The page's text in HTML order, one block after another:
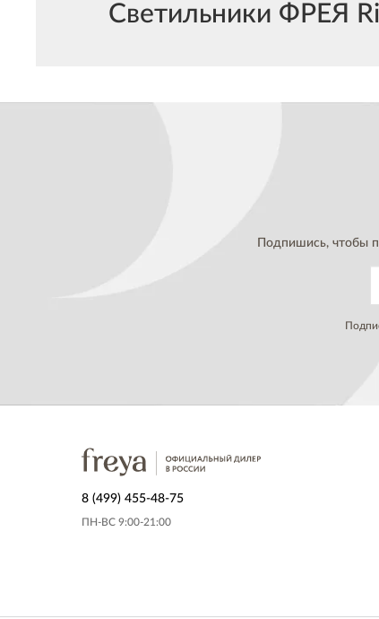
Светильники ФРЕЯ
Подпишись, чтобы
8 (499) 455-48-75
ПН-ВС 9:00-21:00